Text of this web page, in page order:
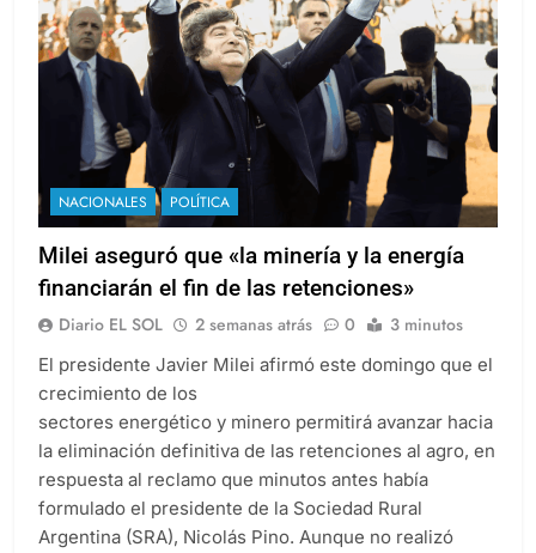
NACIONALES POLÍTICA
Milei aseguró que «la minería y la energía
financiarán el fin de las retenciones»
Diario EL SOL 2 semanas atrás 0 3 minutos
El presidente Javier Milei afirmó este domingo que el
crecimiento de los
sectores energético y minero permitirá avanzar hacia
la eliminación definitiva de las retenciones al agro, en
respuesta al reclamo que minutos antes había
formulado el presidente de la Sociedad Rural
Argentina (SRA), Nicolás Pino. Aunque no realizó